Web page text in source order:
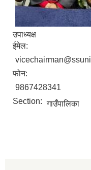
उपाध्यक्ष
ईमेल:
फोन:
9867428341
Section: गाउँपालिका